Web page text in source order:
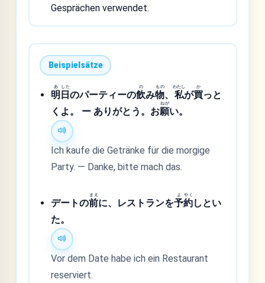
Gesprächen verwendet.
Beispielsätze
明
あ
日
した
のパーティーの飲
の
み物
もの
、 私
わたし
が買
か
っと
くよ。 ー ありがとう。お願
ねが
い。
Ich kaufe die Getränke für die morgige
Party. — Danke, bitte mach das.
デートの前
まえ
に、レストランを予
よ
約
やく
しとい
た。
Vor dem Date habe ich ein Restaurant
reserviert.